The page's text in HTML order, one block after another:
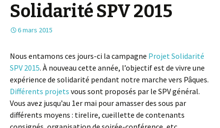
Solidarité SPV 2015
6 mars 2015
Nous entamons ces jours-ci la campagne Projet Solidarité
SPV 2015. À nouveau cette année, l’objectif est de vivre une
expérience de solidarité pendant notre marche vers Pâques.
Différents projets vous sont proposés par le SPV général.
Vous avez jusqu’au 1er mai pour amasser des sous par
différents moyens : tirelire, cueillette de contenants